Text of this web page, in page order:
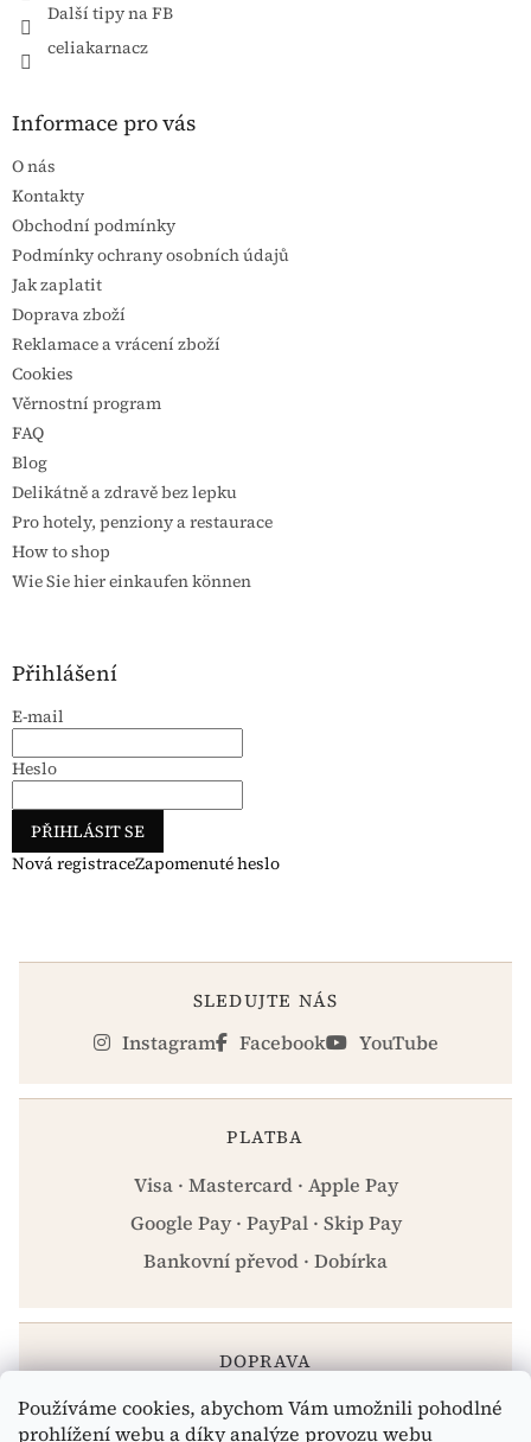
Používáme cookies, abychom Vám umožnili pohodlné
prohlížení webu a díky analýze provozu webu
Další tipy na FB
celiakarnacz
Informace pro vás
O nás
Kontakty
Obchodní podmínky
Podmínky ochrany osobních údajů
Jak zaplatit
Doprava zboží
Reklamace a vrácení zboží
Cookies
Věrnostní program
FAQ
Blog
Delikátně a zdravě bez lepku
Pro hotely, penziony a restaurace
How to shop
Wie Sie hier einkaufen können
Přihlášení
E-mail
Heslo
PŘIHLÁSIT SE
Nová registraceZapomenuté heslo
SLEDUJTE NÁS
Instagram Facebook YouTube
PLATBA
Visa · Mastercard · Apple Pay
Google Pay · PayPal · Skip Pay
Bankovní převod · Dobírka
DOPRAVA
Zásilkovna · PPL · Osobní odběr Praha